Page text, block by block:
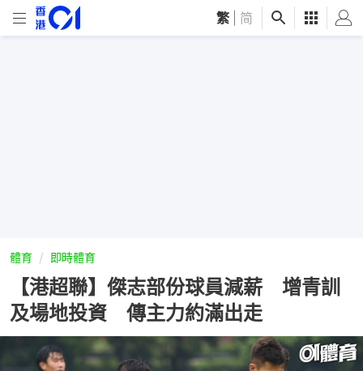
繁 简
體育 即時體育
【港超聯】傑志部份球員減薪 增青訓
及場地投資 傳主力約滿出走